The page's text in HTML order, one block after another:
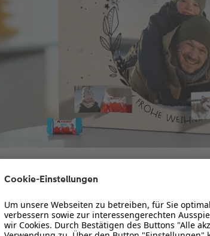
Doppelte Freude
XXL Adventskalender mit
leckere Schokolade und jeden Tag
Versüßen Sie Ihren Lieben das